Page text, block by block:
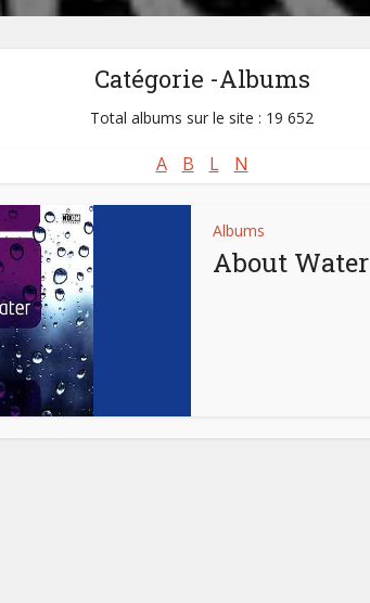
Catégorie -Albums
Total albums sur le site : 19 652
A B L N
Albums
About Water